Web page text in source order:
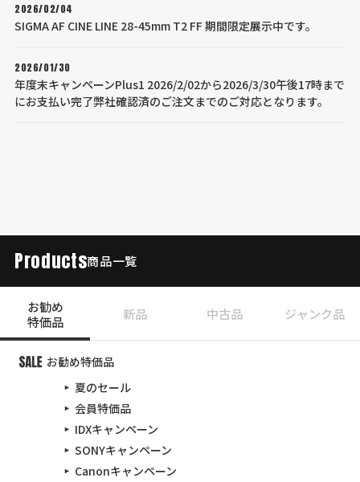
2026/02/04
SIGMA AF CINE LINE 28-45mm T2 FF 期間限定展示中です。
2026/01/30
年度末キャンペーンPlus1 2026/2/02から2026/3/30午後17時まで
にお支払い完了弊社確認済のご注文までのご対応となります。
Products商品一覧
お勧め
特価品
新品 中古品 ジャンク品
お勧め特価品
夏のセール
会員特価品
IDXキャンペーン
SONYキャンペーン
Canonキャンペーン